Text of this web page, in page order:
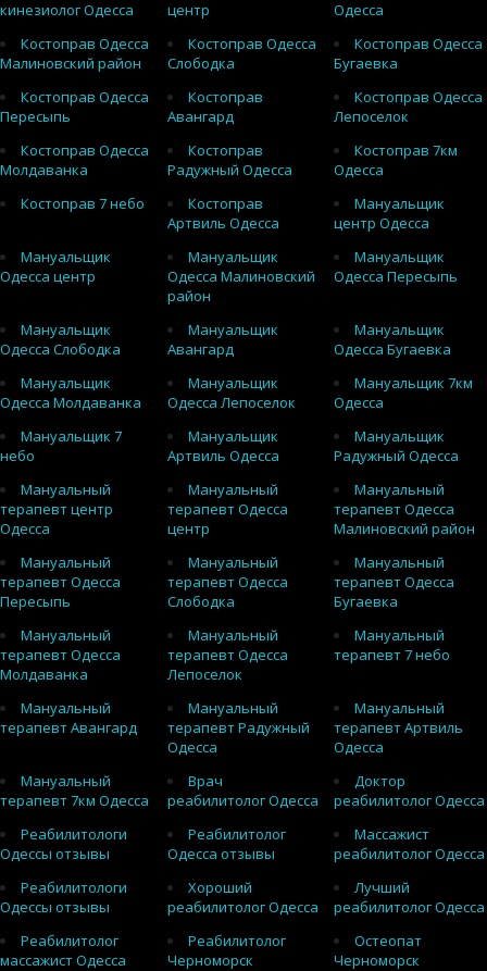
кинезиолог Одесса центр
Одесса
Костоправ Одесса
Малиновский район
Костоправ Одесса
Слободка
Костоправ Одесса
Бугаевка
Костоправ Одесса
Пересыпь
Костоправ
Авангард
Костоправ Одесса
Лепоселок
Костоправ Одесса
Молдаванка
Костоправ
Радужный Одесса
Костоправ 7км
Одесса
Костоправ 7 небо
Костоправ
Артвиль Одесса
Мануальщик
центр Одесса
Мануальщик
Одесса центр
Мануальщик
Одесса Малиновский
район
Мануальщик
Одесса Пересыпь
Мануальщик
Одесса Слободка
Мануальщик
Авангард
Мануальщик
Одесса Бугаевка
Мануальщик
Одесса Молдаванка
Мануальщик
Одесса Лепоселок
Мануальщик 7км
Одесса
Мануальщик 7
небо
Мануальщик
Артвиль Одесса
Мануальщик
Радужный Одесса
Мануальный
терапевт центр
Одесса
Мануальный
терапевт Одесса
центр
Мануальный
терапевт Одесса
Малиновский район
Мануальный
терапевт Одесса
Пересыпь
Мануальный
терапевт Одесса
Слободка
Мануальный
терапевт Одесса
Бугаевка
Мануальный
терапевт Одесса
Молдаванка
Мануальный
терапевт Одесса
Лепоселок
Мануальный
терапевт 7 небо
Мануальный
терапевт Авангард
Мануальный
терапевт Радужный
Одесса
Мануальный
терапевт Артвиль
Одесса
Мануальный
терапевт 7км Одесса
Врач
реабилитолог Одесса
Доктор
реабилитолог Одесса
Реабилитологи
Одессы отзывы
Реабилитолог
Одесса отзывы
Массажист
реабилитолог Одесса
Реабилитологи
Одессы отзывы
Хороший
реабилитолог Одесса
Лучший
реабилитолог Одесса
Реабилитолог
массажист Одесса
Реабилитолог
Черноморск
Остеопат
Черноморск